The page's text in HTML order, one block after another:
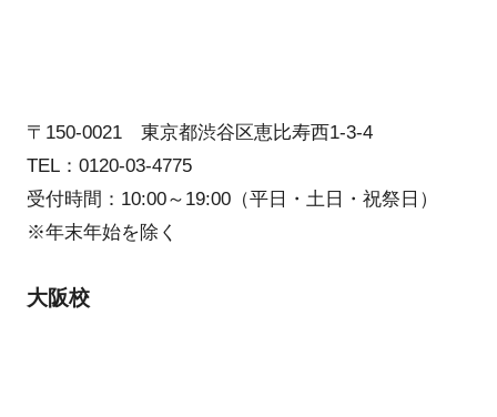
〒150-0021 東京都渋谷区恵比寿西1-3-4
TEL：0120-03-4775
受付時間：10:00～19:00（平日・土日・祝祭日）
※年末年始を除く
大阪校